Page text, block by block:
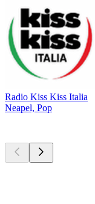
Radio Kiss Kiss Italia
Neapel, Pop